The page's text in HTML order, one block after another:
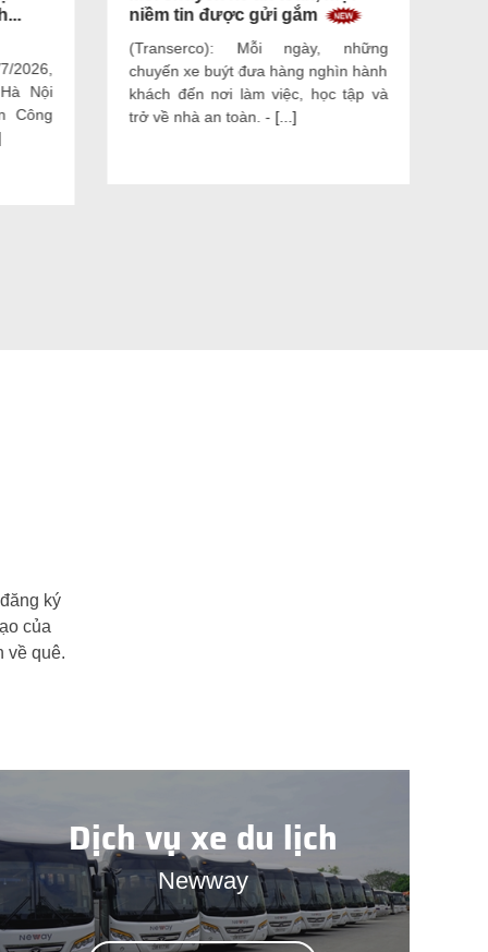
2026,
Nội
Công
niềm tin được gửi gắm
(Transerco): Mỗi ngày, những
chuyến xe buýt đưa hàng nghìn hành
khách đến nơi làm việc, học tập và
trở về nhà an toàn. - [...]
luôn
an toàn
Dịch vụ xe du lịch
Newway